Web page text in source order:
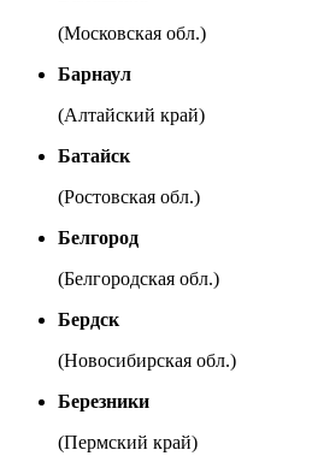
(Московская обл.)
Барнаул
(Алтайский край)
Батайск
(Ростовская обл.)
Белгород
(Белгородская обл.)
Бердск
(Новосибирская обл.)
Березники
(Пермский край)